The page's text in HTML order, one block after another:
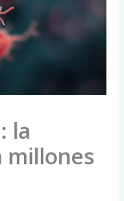
la
millones